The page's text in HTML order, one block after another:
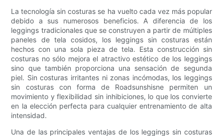
La tecnología sin costuras se ha vuelto cada vez más popular
debido a sus numerosos beneficios. A diferencia de los
leggings tradicionales que se construyen a partir de múltiples
paneles de tela cosidos, los leggings sin costuras están
hechos con una sola pieza de tela. Esta construcción sin
costuras no sólo mejora el atractivo estético de los leggings
sino que también proporciona una sensación de segunda
piel. Sin costuras irritantes ni zonas incómodas, los leggings
sin costuras con forma de Roadsunshisne permiten un
movimiento y flexibilidad sin inhibiciones, lo que los convierte
en la elección perfecta para cualquier entrenamiento de alta
intensidad.
Una de las principales ventajas de los leggings sin costuras